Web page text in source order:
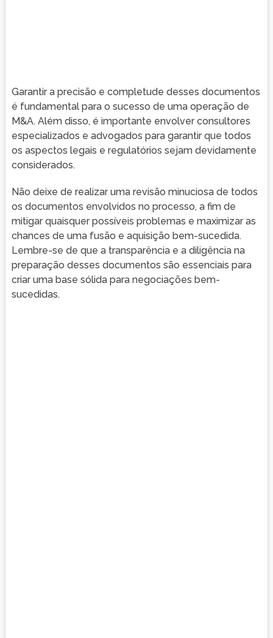
Garantir a precisão e completude desses documentos
é fundamental para o sucesso de uma operação de
M&A. Além disso, é importante envolver consultores
especializados e advogados para garantir que todos
os aspectos legais e regulatórios sejam devidamente
considerados.
Não deixe de realizar uma revisão minuciosa de todos
os documentos envolvidos no processo, a fim de
mitigar quaisquer possíveis problemas e maximizar as
chances de uma fusão e aquisição bem-sucedida.
Lembre-se de que a transparência e a diligência na
preparação desses documentos são essenciais para
criar uma base sólida para negociações bem-
sucedidas.